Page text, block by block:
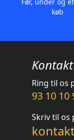
Før, under og
køb
Ring til os
93 10 10
Skriv til os